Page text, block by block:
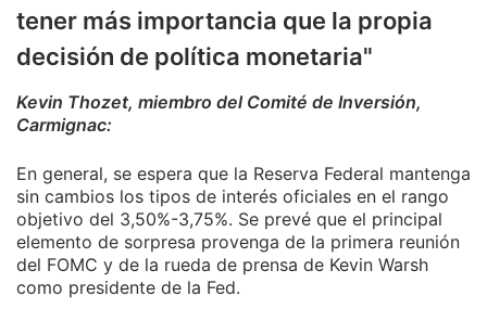
tener más importancia que la propia
decisión de política monetaria"
Kevin Thozet, miembro del Comité de Inversión,
Carmignac:
En general, se espera que la Reserva Federal mantenga
sin cambios los tipos de interés oficiales en el rango
objetivo del 3,50%-3,75%. Se prevé que el principal
elemento de sorpresa provenga de la primera reunión
del FOMC y de la rueda de prensa de Kevin Warsh
como presidente de la Fed.